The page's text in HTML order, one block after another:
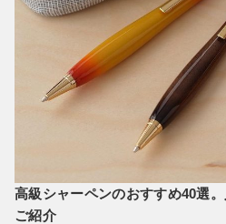
高級シャーペンのおすすめ40選
ご紹介